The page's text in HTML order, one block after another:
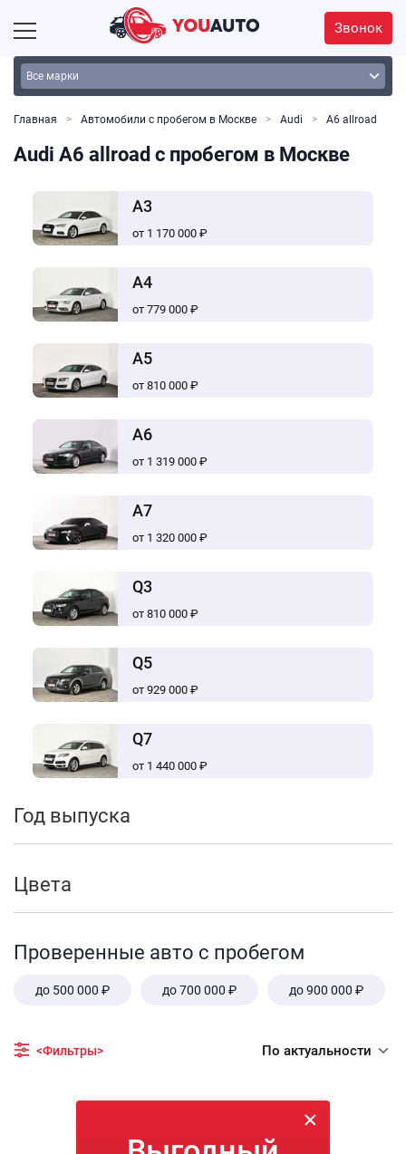
Звонок
Главная Автомобили с пробегом в Москве Audi A6 allroad
Audi A6 allroad с пробегом в Москве
A3
от 1 170 000 ₽
A4
от 779 000 ₽
A5
от 810 000 ₽
A6
от 1 319 000 ₽
A7
от 1 320 000 ₽
Q3
от 810 000 ₽
Q5
от 929 000 ₽
Q7
от 1 440 000 ₽
Год выпуска
Цвета
Проверенные авто с пробегом
до 500 000 ₽ до 700 000 ₽ до 900 000 ₽
<Фильтры> По актуальности